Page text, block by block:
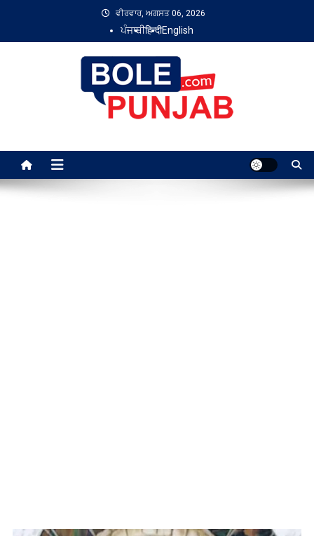
content
ਵੀਰਵਾਰ, ਅਗਸਤ 06, 2026
ਪੰਜਾਬੀहिन्दीEnglish